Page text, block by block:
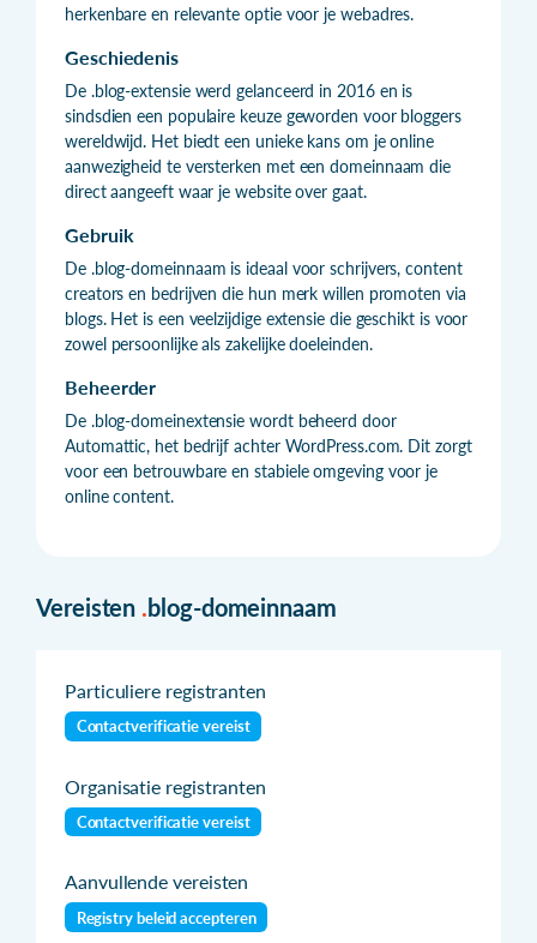
herkenbare en relevante optie voor je webadres.
Geschiedenis
De .blog-extensie werd gelanceerd in 2016 en is
sindsdien een populaire keuze geworden voor bloggers
wereldwijd. Het biedt een unieke kans om je online
aanwezigheid te versterken met een domeinnaam die
direct aangeeft waar je website over gaat.
Gebruik
De .blog-domeinnaam is ideaal voor schrijvers, content
creators en bedrijven die hun merk willen promoten via
blogs. Het is een veelzijdige extensie die geschikt is voor
zowel persoonlijke als zakelijke doeleinden.
Beheerder
De .blog-domeinextensie wordt beheerd door
Automattic, het bedrijf achter WordPress.com. Dit zorgt
voor een betrouwbare en stabiele omgeving voor je
online content.
Vereisten .blog-domeinnaam
Particuliere registranten
Contactverificatie vereist
Organisatie registranten
Contactverificatie vereist
Aanvullende vereisten
Registry beleid accepteren